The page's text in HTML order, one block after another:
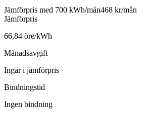
Jämförpris med 700 kWh/mån468 kr/mån
Jämförpris
66,84 öre/kWh
Månadsavgift
Ingår i jämförpris
Bindningstid
Ingen bindning